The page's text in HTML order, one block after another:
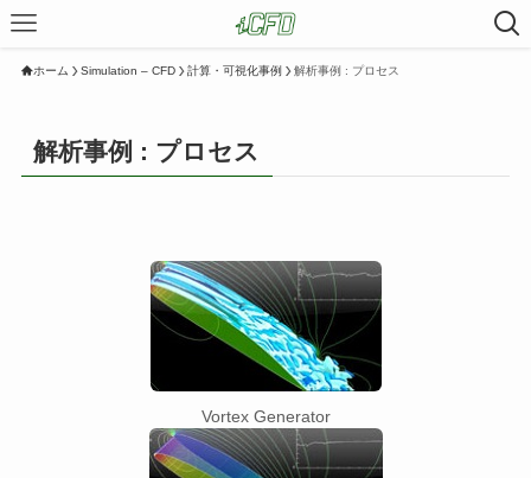
ホーム Simulation – CFD 計算・可視化事例 解析事例 : プロセス
解析事例 : プロセス
Vortex Generator